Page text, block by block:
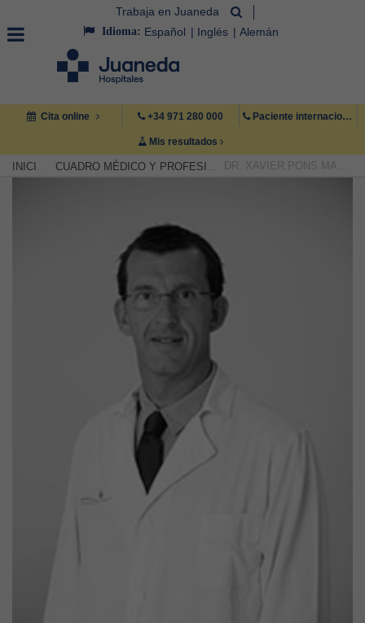
Trabaja en Juaneda
Idioma: Español Inglés Alemán
Cita online +34 971 280 000 Paciente internacional +34 971 222 222
Mis resultados
INICIO CUADRO MÉDICO Y PROFESIONAL DR. XAVIER PONS MARQUÉS